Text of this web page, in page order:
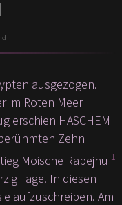
ausgezogen.
im Roten Meer
erschien HASCHEM
Zehn
Moische Rabejnu 1
Tage. In diesen
aufzuschreiben. Am